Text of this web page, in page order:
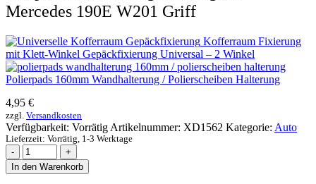
Mercedes 190E W201 Griff
Kofferraum Fixierung
mit Klett-Winkel Gepäckfixierung Universal – 2 Winkel
Polierpads 160mm Wandhalterung / Polierscheiben Halterung
4,95 €
zzgl. Versandkosten
Verfügbarkeit: Vorrätig Artikelnummer: XD1562 Kategorie: Auto
Lieferzeit: Vorrätig, 1-3 Werktage
-
+
In den Warenkorb